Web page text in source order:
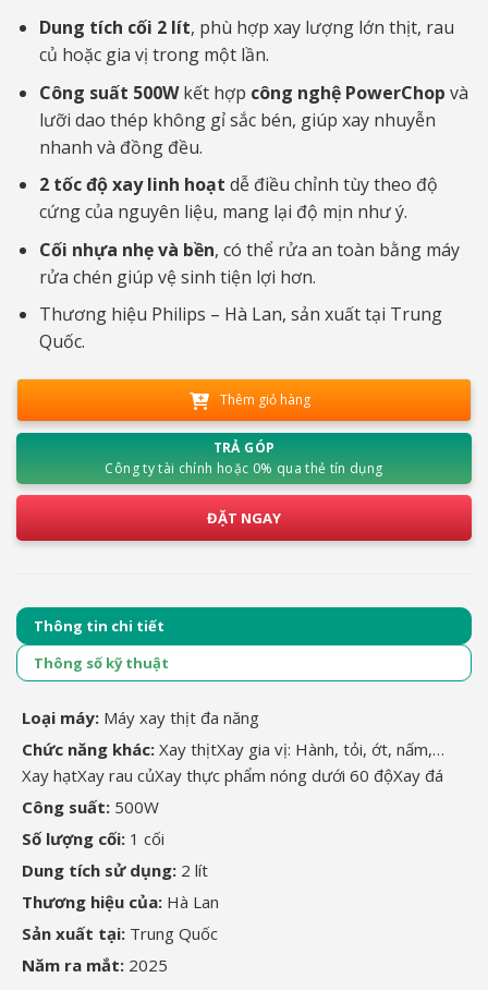
Dung tích cối 2 lít, phù hợp xay lượng lớn thịt, rau
củ hoặc gia vị trong một lần.
Công suất 500Wkết hợp công nghệ PowerChop và
lưỡi dao thép không gỉ sắc bén, giúp xay nhuyễn
nhanh và đồng đều.
2 tốc độ xay linh hoạt dễ điều chỉnh tùy theo độ
cứng của nguyên liệu, mang lại độ mịn như ý.
Cối nhựa nhẹ và bền, có thể rửa an toàn bằng máy
rửa chén giúp vệ sinh tiện lợi hơn.
Thương hiệu Philips – Hà Lan, sản xuất tại Trung
Quốc.
Thêm giỏ hàng
TRẢ GÓP
Công ty tài chính hoặc 0% qua thẻ tín dụng
ĐẶT NGAY
Thông tin chi tiết
Thông số kỹ thuật
Loại máy: Máy xay thịt đa năng
Chức năng khác: Xay thịtXay gia vị: Hành, tỏi, ớt, nấm,…
Xay hạtXay rau củXay thực phẩm nóng dưới 60 độXay đá
Công suất: 500W
Số lượng cối: 1 cối
Dung tích sử dụng: 2 lít
Thương hiệu của: Hà Lan
Sản xuất tại: Trung Quốc
Năm ra mắt: 2025